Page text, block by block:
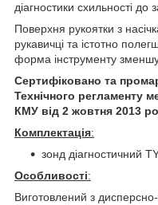
діагностики схильності до
Поверхня рукоятки з
рукавичці та істотно
форма інструменту
Сертифіковано та
Технічного регламенту
КМУ від 2 жовтня 2013
Комплектація:
зонд діагностичний
Особливості:
Виготовлений з дисперсно-